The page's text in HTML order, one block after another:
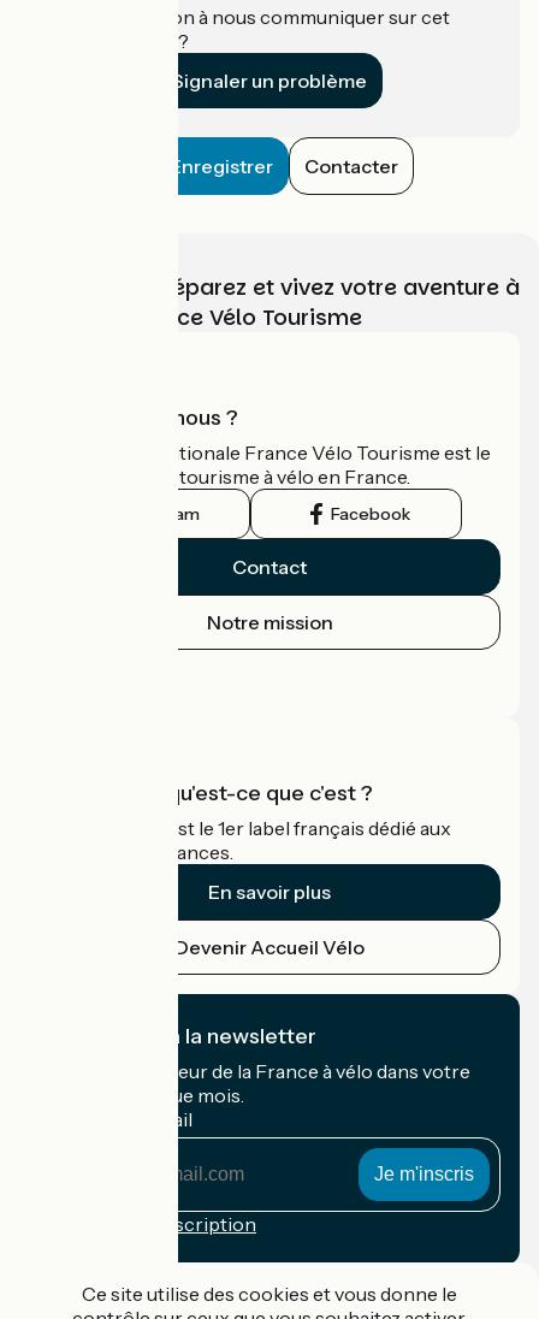
Une information à nous communiquer sur cet
établissement ?
Signaler un problème
Enregistrer Contacter
Choisissez, préparez et vivez votre aventure à
vélo avec France Vélo Tourisme
Qui sommes-nous ?
L'association nationale France Vélo Tourisme est le
guide officiel du tourisme à vélo en France.
Instagram Facebook
Contact
Notre mission
Accueil Vélo qu'est-ce que c'est ?
Accueil Vélo c'est le 1er label français dédié aux
cyclistes en vacances.
En savoir plus
Devenir Accueil Vélo
Je m'abonne à la newsletter
Recevez le meilleur de la France à vélo dans votre
boîte mail chaque mois.
Mon adresse mail
Conditions d'inscription
Ce site utilise des cookies et vous donne le